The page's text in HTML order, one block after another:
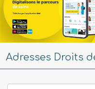
Adresses Droits